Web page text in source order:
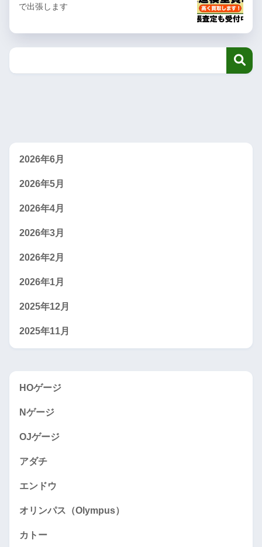
で出張します
2026年6月
2026年5月
2026年4月
2026年3月
2026年2月
2026年1月
2025年12月
2025年11月
HOゲージ
Nゲージ
OJゲージ
アダチ
エンドウ
オリンパス（Olympus）
カトー